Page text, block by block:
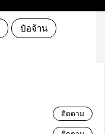
ป๋อจ้าน
ติดตาม